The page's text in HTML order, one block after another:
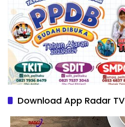
Download App Radar TV